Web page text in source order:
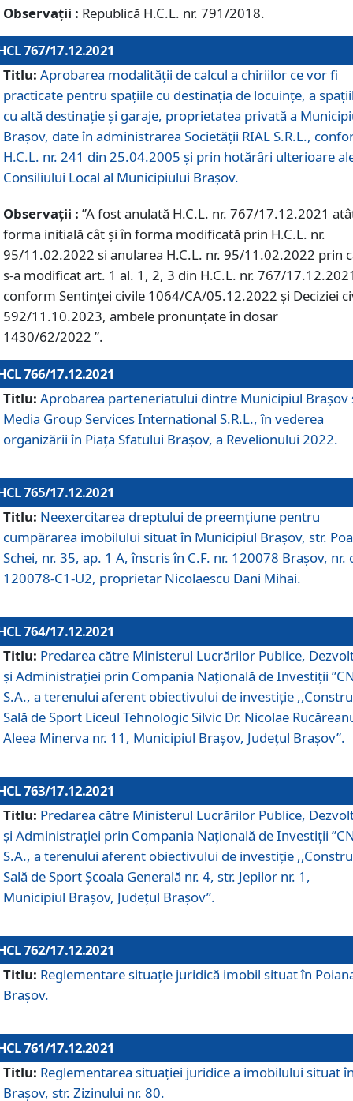
Observații : Republică H.C.L. nr. 791/2018.
767/17.12.2021
Titlu: Aprobarea modalității de calcul a chiriilor ce vor fi
practicate pentru spaţiile cu destinaţia de locuinţe, a
cu altă destinaţie şi garaje, proprietatea privată a
Braşov, date în administrarea Societăţii RIAL S.R.L.,
H.C.L. nr. 241 din 25.04.2005 și prin hotărâri ulterioare
Consiliului Local al Municipiului Braşov.
Observații : ”A fost anulată H.C.L. nr. 767/17.12.2021
forma initială cât și în forma modificată prin H.C.L. nr.
95/11.02.2022 si anularea H.C.L. nr. 95/11.02.2022 prin
s-a modificat art. 1 al. 1, 2, 3 din H.C.L. nr. 767/
conform Sentinței civile 1064/CA/05.12.2022 și Deciziei
592/11.10.2023, ambele pronunțate în dosar
1430/62/2022 ”.
766/17.12.2021
Titlu: Aprobarea parteneriatului dintre Municipiul Brașov
Media Group Services International S.R.L., în vederea
organizării în Piața Sfatului Brașov, a Revelionului 2022.
765/17.12.2021
Titlu: Neexercitarea dreptului de preemţiune pentru
cumpărarea imobilului situat în Municipiul Braşov, str.
Schei, nr. 35, ap. 1 A, înscris în C.F. nr. 120078 Brașov, nr.
120078-C1-U2, proprietar Nicolaescu Dani Mihai.
764/17.12.2021
Titlu: Predarea către Ministerul Lucrărilor Publice,
și Administrației prin Compania Naţională de Investiţii
S.A., a terenului aferent obiectivului de investiţie
Sală de Sport Liceul Tehnologic Silvic Dr. Nicolae
Aleea Minerva nr. 11, Municipiul Brașov, Județul Brașov”.
763/17.12.2021
Titlu: Predarea către Ministerul Lucrărilor Publice,
și Administrației prin Compania Naţională de Investiţii
S.A., a terenului aferent obiectivului de investiție
Sală de Sport Școala Generală nr. 4, str. Jepilor nr. 1,
Municipiul Brașov, Județul Brașov”.
762/17.12.2021
Titlu: Reglementare situație juridică imobil situat în
Brașov.
761/17.12.2021
Titlu: Reglementarea situației juridice a imobilului situat
Brașov, str. Zizinului nr. 80.